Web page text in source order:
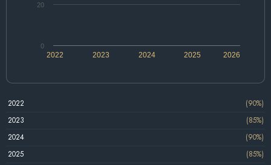
2022 2024 2026
2023 2025
0
20
2022
(90%)
2023
(85%)
2024
(90%)
2025
(85%)